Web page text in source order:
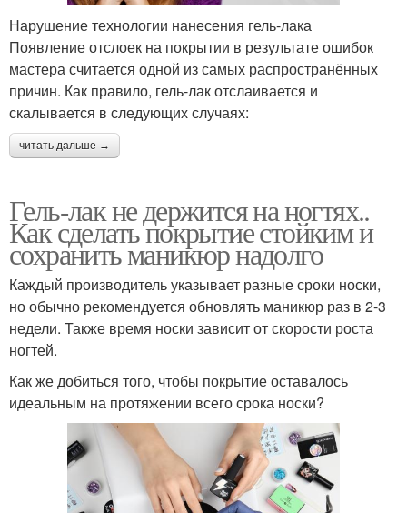
Нарушение технологии нанесения гель-лака
Появление отслоек на покрытии в результате ошибок
мастера считается одной из самых распространённых
причин. Как правило, гель-лак отслаивается и
скалывается в следующих случаях:
читать дальше →
Гель-лак не держится на ногтях..
Как сделать покрытие стойким и
сохранить маникюр надолго
Каждый производитель указывает разные сроки носки,
но обычно рекомендуется обновлять маникюр раз в 2-3
недели. Также время носки зависит от скорости роста
ногтей.
Как же добиться того, чтобы покрытие оставалось
идеальным на протяжении всего срока носки?